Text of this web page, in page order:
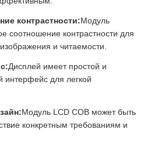
контрастности:Модуль
соотношение контрастности для
и читаемости.
Дисплей имеет простой и
интерфейс для легкой
Модуль LCD COB может быть
конкретным требованиям и